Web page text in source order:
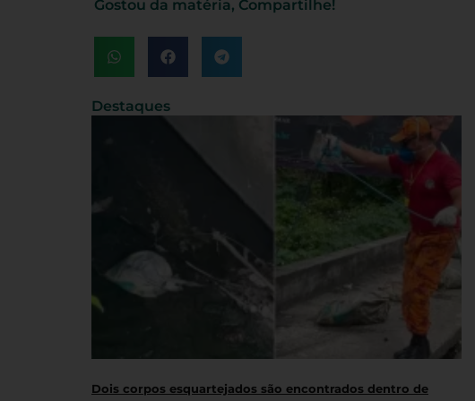
Gostou da matéria, Compartilhe!
Destaques
Dois corpos esquartejados são encontrados dentro de